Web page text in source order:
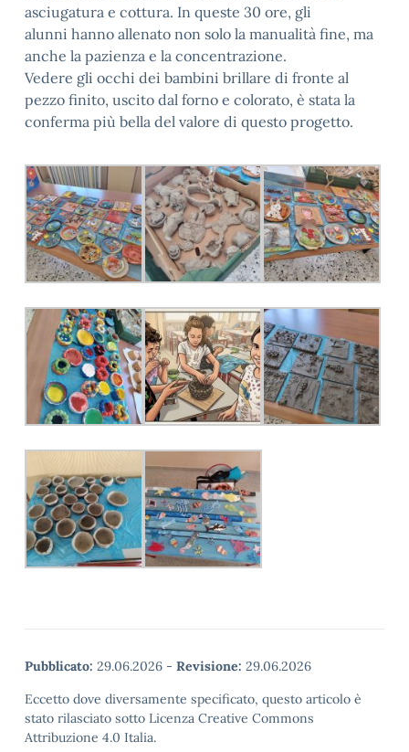
asciugatura e cottura. In queste 30 ore, gli
alunni hanno allenato non solo la manualità fine, ma
anche la pazienza e la concentrazione.
Vedere gli occhi dei bambini brillare di fronte al
pezzo finito, uscito dal forno e colorato, è stata la
conferma più bella del valore di questo progetto.
Pubblicato: 29.06.2026 - Revisione: 29.06.2026
Eccetto dove diversamente specificato, questo articolo è
stato rilasciato sotto Licenza Creative Commons
Attribuzione 4.0 Italia.